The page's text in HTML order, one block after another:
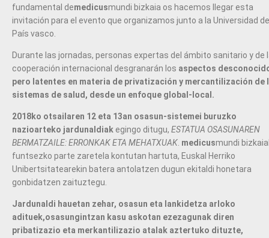
fundamental demedicusmundi bizkaia os hacemos llegar esta
invitación para el evento que organizamos junto a la Universidad
País vasco.
Durante las jornadas, personas expertas del ámbito sanitario y de
cooperación internacional desgranarán los aspectos
pero latentes en materia de privatización y mercantilización de
sistemas de salud , desde un enfoque global-local .
2018ko otsailaren 12 eta 13an osasun-sistemei buruzko
nazioarteko jardunaldiak egingo ditugu, ESTATUA OSASUNAREN
BERMATZAILE: ERRONKAK ETA MEHATXUAK medicusmundi
funtsezko parte zaretela kontutan hartuta, Euskal Herriko
Unibertsitatearekin batera antolatzen dugun ekitaldi honetara
gonbidatzen zaituztegu.
Jardunaldi hauetan zehar, osasun eta lankidetza arloko
adituek,osasungintzan kasu askotan ezezagunak diren
pribatizazio eta merkantilizazio atalak aztertuko dituzte,